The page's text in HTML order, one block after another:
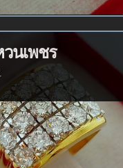
นเพชร